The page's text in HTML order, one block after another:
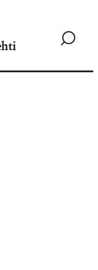
Siirry